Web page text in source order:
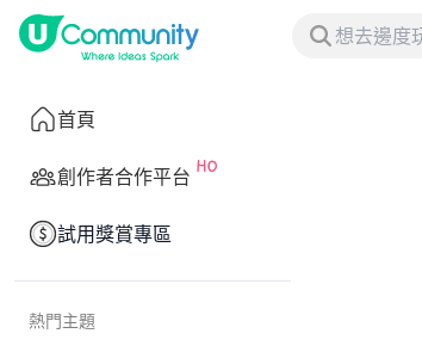
首頁
創作者合作平台
試用獎賞專區
熱門主題